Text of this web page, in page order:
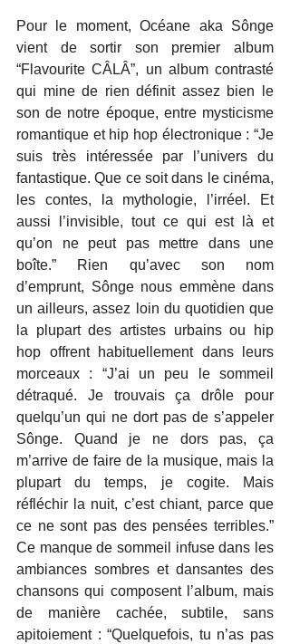
Pour le moment, Océane aka Sônge
vient de sortir son premier album
“Flavourite CÂLÂ”, un album contrasté
qui mine de rien définit assez bien le
son de notre époque, entre mysticisme
romantique et hip hop électronique : “Je
suis très intéressée par l’univers du
fantastique. Que ce soit dans le cinéma,
les contes, la mythologie, l’irréel. Et
aussi l’invisible, tout ce qui est là et
qu’on ne peut pas mettre dans une
boîte.” Rien qu’avec son nom
d’emprunt, Sônge nous emmène dans
un ailleurs, assez loin du quotidien que
la plupart des artistes urbains ou hip
hop offrent habituellement dans leurs
morceaux : “J’ai un peu le sommeil
détraqué. Je trouvais ça drôle pour
quelqu’un qui ne dort pas de s’appeler
Sônge. Quand je ne dors pas, ça
m’arrive de faire de la musique, mais la
plupart du temps, je cogite. Mais
réfléchir la nuit, c’est chiant, parce que
ce ne sont pas des pensées terribles.”
Ce manque de sommeil infuse dans les
ambiances sombres et dansantes des
chansons qui composent l’album, mais
de manière cachée, subtile, sans
apitoiement : “Quelquefois, tu n’as pas